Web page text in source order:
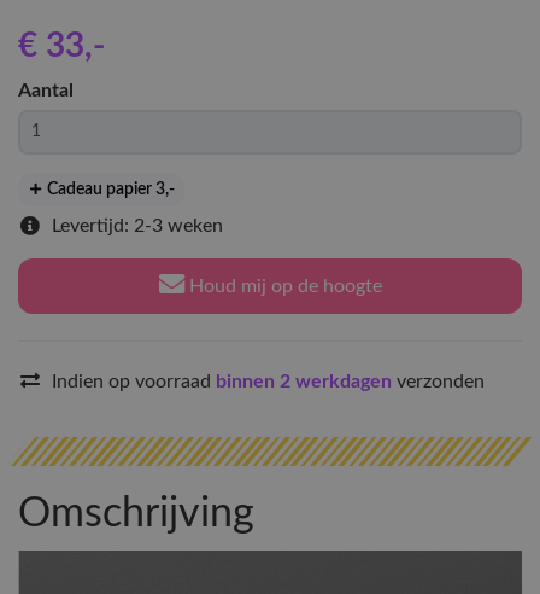
€ 33,-
Aantal
Cadeau papier 3,-
Levertijd: 2-3 weken
Houd mij op de hoogte
Indien op voorraad binnen 2 werkdagen verzonden
Omschrijving